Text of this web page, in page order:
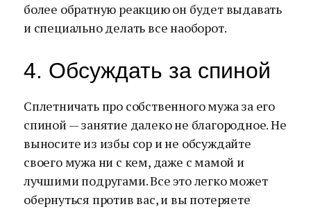
более обратную реакцию он будет выдавать
и специально делать все наоборот.
4. Обсуждать за спиной
Сплетничать про собственного мужа за его
спиной — занятие далеко не благородное. Не
выносите из избы сор и не обсуждайте
своего мужа ни с кем, даже с мамой и
лучшими подругами. Все это легко может
обернуться против вас, и вы потеряете